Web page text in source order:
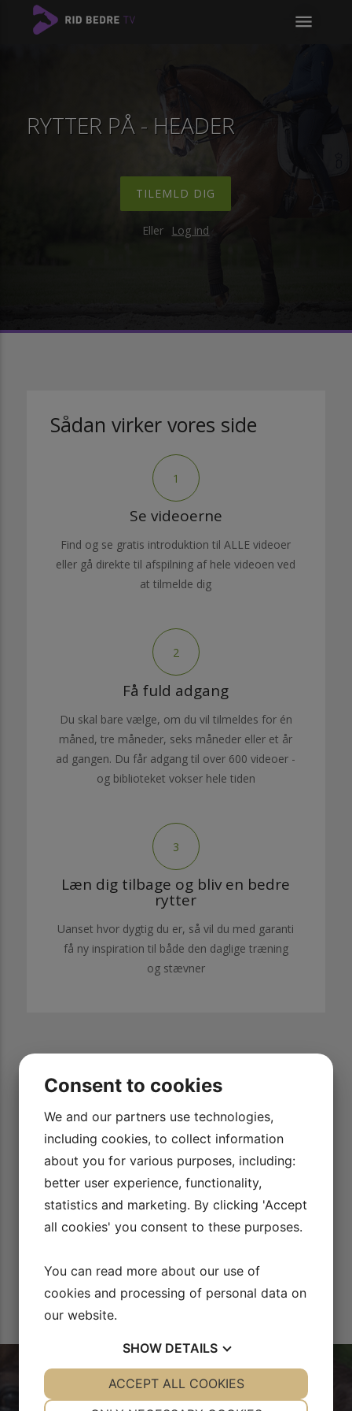
menu
RYTTER PÅ - HEADER
TILEMLD DIG
Eller Log ind
Sådan virker vores side
1
Se videoerne
Find og se gratis introduktion til ALLE videoer
eller gå direkte til afspilning af hele videoen ved
at tilmelde dig
2
Få fuld adgang
Du skal bare vælge, om du vil tilmeldes for én
måned, tre måneder, seks måneder eller et år
ad gangen. Du får adgang til over 600 videoer -
og biblioteket vokser hele tiden
3
Læn dig tilbage og bliv en bedre
rytter
Uanset hvor dygtig du er, så vil du med garanti
få ny inspiration til både den daglige træning
og stævner
træne en masse med min nye unghest. Bor et sted uden ret
lære og blive inspireret af videoerne.
Ulla Jensen
Consent to cookies
We and our partners use technologies,
including cookies, to collect information
about you for various purposes, including:
better user experience, functionality,
statistics and marketing. By clicking 'Accept
all cookies' you consent to these purposes.
You can read more about our use of
cookies and processing of personal data on
our website.
SHOW DETAILS
YES NO YES NO
ACCEPT ALL COOKIES